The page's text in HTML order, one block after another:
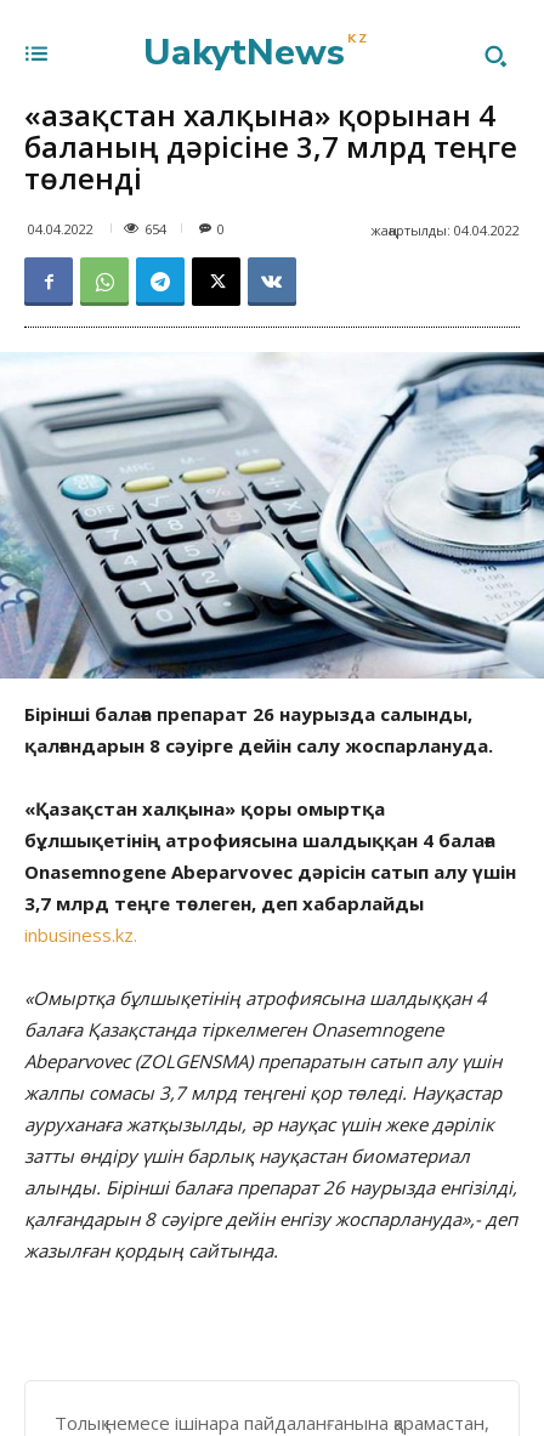
UakytNews KZ
«Қазақстан халқына» қорынан 4
баланың дәрісіне 3,7 млрд теңге
төленді
04.04.2022 654 жаңартылды: 04.04.2022
0
Бірінші балаға препарат 26 наурызда салынды,
қалғандарын 8 сәуірге дейін салу жоспарлануда.
«Қазақстан халқына» қоры омыртқа
бұлшықетінің атрофиясына шалдыққан 4 балаға
Onasemnogene Abeparvovec дәрісін сатып алу үшін
3,7 млрд теңге төлеген, деп хабарлайды
inbusiness.kz.
«Омыртқа бұлшықетінің атрофиясына шалдыққан 4
балаға Қазақстанда тіркелмеген Onasemnogene
Abeparvovec (ZOLGENSMA) препаратын сатып алу үшін
жалпы сомасы 3,7 млрд теңгені қор төледі. Науқастар
ауруханаға жатқызылды, әр науқас үшін жеке дәрілік
затты өндіру үшін барлық науқастан биоматериал
алынды. Бірінші балаға препарат 26 наурызда енгізілді,
қалғандарын 8 сәуірге дейін енгізу жоспарлануда»,- деп
жазылған қордың сайтында.
Толық немесе ішінара пайдаланғанына қарамастан,